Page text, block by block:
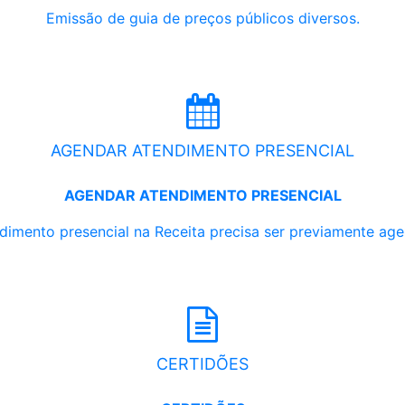
Emissão de guia de preços públicos diversos.
AGENDAR ATENDIMENTO PRESENCIAL
AGENDAR ATENDIMENTO PRESENCIAL
presencial na Receita precisa ser previamente
CERTIDÕES